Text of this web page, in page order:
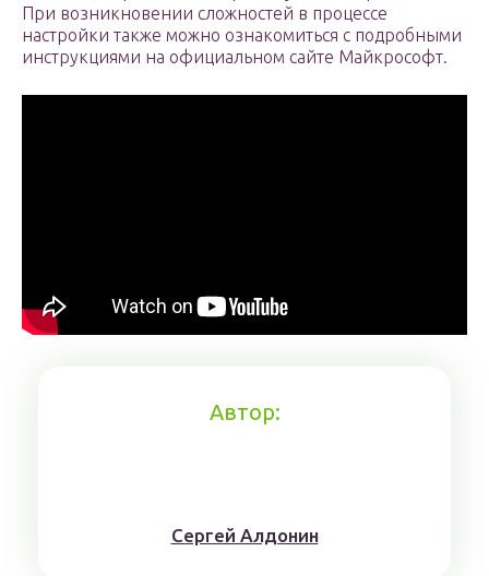
При возникновении сложностей в процессе
настройки также можно ознакомиться с подробными
инструкциями на официальном сайте Майкрософт.
Автор:
Сергей Алдонин